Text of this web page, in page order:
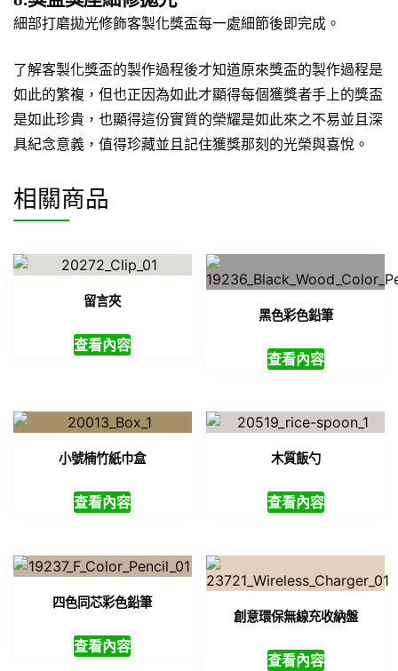
細部打磨拋光修飾客製化獎盃每一處細節後即完成。
了解客製化獎盃的製作過程後才知道原來獎盃的製作過程是
如此的繁複，但也正因為如此才顯得每個獲獎者手上的獎盃
是如此珍貴，也顯得這份實質的榮耀是如此來之不易並且深
具紀念意義，值得珍藏並且記住獲獎那刻的光榮與喜悅。
相關商品
留言夾
查看內容
黑色彩色鉛筆
查看內容
小號楠竹紙巾盒
查看內容
木質飯勺
查看內容
四色同芯彩色鉛筆
查看內容
創意環保無線充收納盤
查看內容